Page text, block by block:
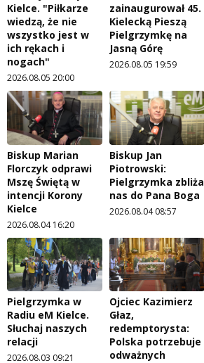
Kielce. "Piłkarze
wiedzą, że nie
wszystko jest w
ich rękach i
nogach"
2026.08.05 20:00
zainaugurował 45.
Kielecką Pieszą
Pielgrzymkę na
Jasną Górę
2026.08.05 19:59
Biskup Marian
Florczyk odprawi
Mszę Świętą w
intencji Korony
Kielce
2026.08.04 16:20
Biskup Jan
Piotrowski:
Pielgrzymka zbliża
nas do Pana Boga
2026.08.04 08:57
Pielgrzymka w
Radiu eM Kielce.
Słuchaj naszych
relacji
2026.08.03 09:21
Ojciec Kazimierz
Głaz,
redemptorysta:
Polska potrzebuje
odważnych